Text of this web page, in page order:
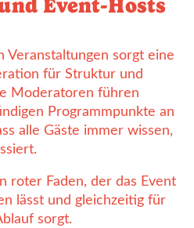
Event-Hosts
Veranstaltungen sorgt eine
für Struktur und
Moderatoren führen
Programmpunkte an
alle Gäste immer wissen,
roter Faden, der das Event
lässt und gleichzeitig für
sorgt.